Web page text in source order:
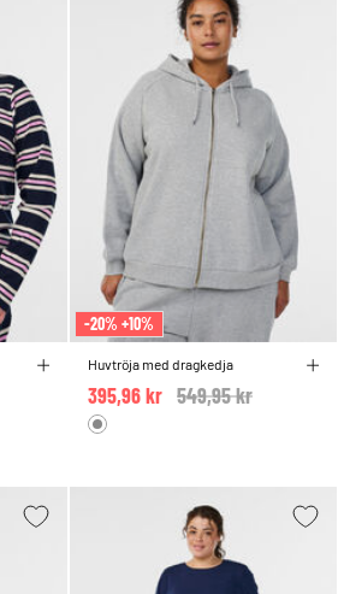
-20% +10%
Huvtröja med dragkedja
Price reduced from
549,95 kr
395,96 kr